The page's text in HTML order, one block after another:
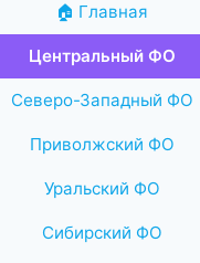
🏠 Главная
Центральный ФО
Северо-Западный ФО
Приволжский ФО
Уральский ФО
Сибирский ФО